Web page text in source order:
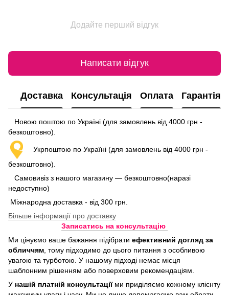
Додайте перший відгук
Написати відгук
Доставка Консультація Оплата Гарантія
Новою поштою по Україні (для замовлень від 4000 грн -
безкоштовно).
Укрпоштою по Україні (для замовлень від 4000 грн -
безкоштовно).
Самовивіз з нашого магазину — безкоштовно(наразі
недоступно)
Міжнародна доставка - від 300 грн.
Більше інформації про доставку
Записатись на консультацію
Ми цінуємо ваше бажання підібрати ефективний догляд за
обличчям , тому підходимо до цього питання з особливою
увагою та турботою. У нашому підході немає місця
шаблонним рішенням або поверховим рекомендаціям.
У нашій платній консультаціїми приділяємо кожному клієнту